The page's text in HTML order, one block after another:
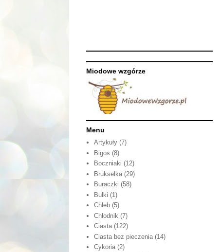
Miodowe wzgórze
Menu
Artykuły (7)
Bigos (8)
Boczniaki (12)
Brukselka (29)
Buraczki (58)
Bułki (1)
Chleb (5)
Chłodnik (7)
Ciasta (122)
Ciasta bez pieczenia (14)
Cykoria (2)